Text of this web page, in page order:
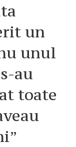
un
unul
au
toate